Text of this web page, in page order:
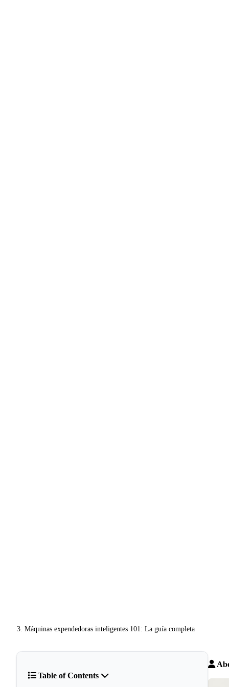
Máquinas expendedoras inteligentes 101: La guía completa
Table of Contents